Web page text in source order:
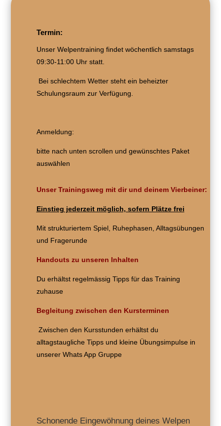
Termin:
Unser Welpentraining findet wöchentlich samstags
09:30-11:00 Uhr statt.
Bei schlechtem Wetter steht ein beheizter
Schulungsraum zur Verfügung.
Anmeldung:
bitte nach unten scrollen und gewünschtes Paket
auswählen
Unser Trainingsweg mit dir und deinem Vierbeiner:
Einstieg jederzeit möglich, sofern Plätze frei
Mit strukturiertem Spiel, Ruhephasen, Alltagsübungen
und Fragerunde
Handouts zu unseren Inhalten
Du erhältst regelmässig Tipps für das Training
zuhause
Begleitung zwischen den Kursterminen
Zwischen den Kursstunden erhältst du
alltagstaugliche Tipps und kleine Übungsimpulse in
unserer Whats App Gruppe
Schonende Eingewöhnung deines Welpen